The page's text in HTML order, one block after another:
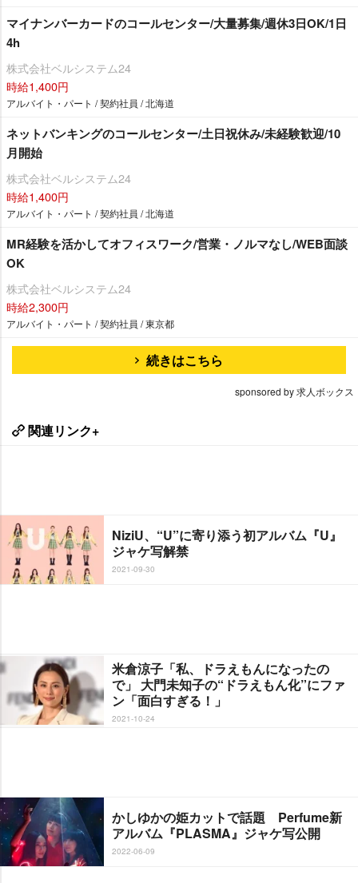
マイナンバーカードのコールセンター/大量募集/週休3日OK/1日
4h
株式会社ベルシステム24
時給1,400円
アルバイト・パート / 契約社員 / 北海道
ネットバンキングのコールセンター/土日祝休み/未経験歓迎/10
月開始
株式会社ベルシステム24
時給1,400円
アルバイト・パート / 契約社員 / 北海道
MR経験を活かしてオフィスワーク/営業・ノルマなし/WEB面談
OK
株式会社ベルシステム24
時給2,300円
アルバイト・パート / 契約社員 / 東京都
続きはこちら
sponsored by 求人ボックス
関連リンク+
NiziU、“U”に寄り添う初アルバム『U』
ジャケ写解禁
2021-09-30
米倉涼子「私、ドラえもんになったの
で」 大門未知子の“ドラえもん化”にファ
ン「面白すぎる！」
2021-10-24
かしゆかの姫カットで話題 Perfume新
アルバム『PLASMA』ジャケ写公開
2022-06-09